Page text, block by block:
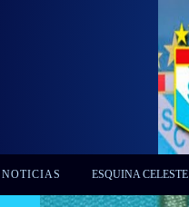
NOTICIAS ESQUINA CELESTE